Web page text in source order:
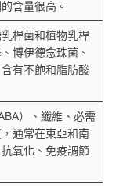
含量很高。
桿菌和植物乳桿
博伊德念珠菌、
有不飽和脂肪酸
）、纖維、必需
通常在東亞和南
氧化、免疫調節